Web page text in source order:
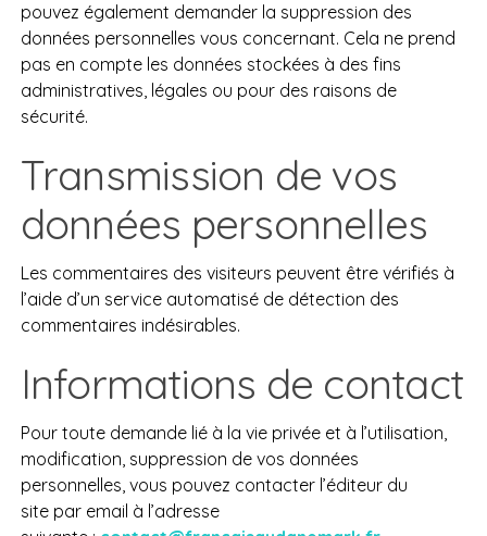
pouvez également demander la suppression des
données personnelles vous concernant. Cela ne prend
pas en compte les données stockées à des fins
administratives, légales ou pour des raisons de
sécurité.
Transmission de vos
données personnelles
Les commentaires des visiteurs peuvent être vérifiés à
l’aide d’un service automatisé de détection des
commentaires indésirables.
Informations de contact
Pour toute demande lié à la vie privée et à l’utilisation,
modification, suppression de vos données
personnelles, vous pouvez contacter l’éditeur du
site par email à l’adresse